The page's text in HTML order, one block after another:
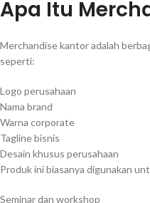
Apa Itu
Merchandise kantor adalah
seperti:
Logo perusahaan
Nama brand
Warna corporate
Tagline bisnis
Desain khusus perusahaan
Produk ini biasanya digunakan
Seminar dan workshop